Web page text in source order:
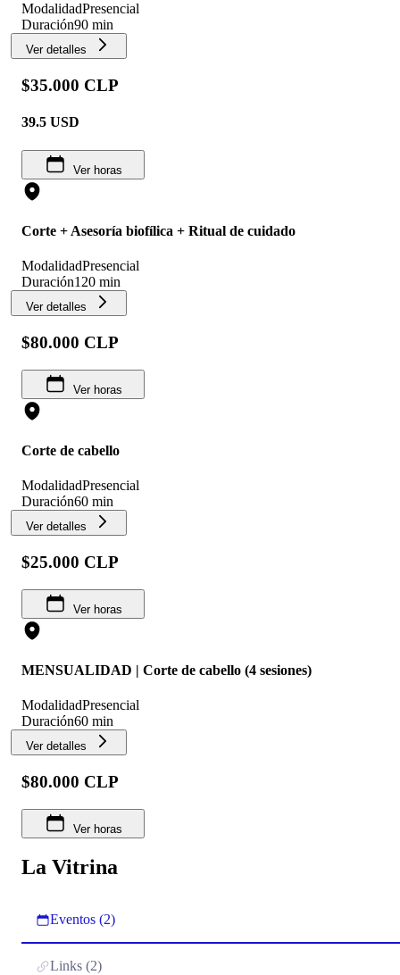
ModalidadPresencial
Duración90 min
Ver detalles
$35.000 CLP
39.5 USD
Ver horas
Corte + Asesoría biofílica + Ritual de cuidado
ModalidadPresencial
Duración120 min
Ver detalles
$80.000 CLP
Ver horas
Corte de cabello
ModalidadPresencial
Duración60 min
Ver detalles
$25.000 CLP
Ver horas
MENSUALIDAD | Corte de cabello (4 sesiones)
ModalidadPresencial
Duración60 min
Ver detalles
$80.000 CLP
Ver horas
La Vitrina
Eventos (2)
Links (2)